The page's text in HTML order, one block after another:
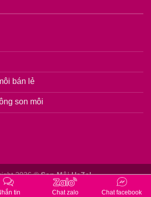
bán lẻ
son môi
2026 ©Son Môi HaZel
Hotline: 0917.812.255
tin Chat zalo Chat facebook